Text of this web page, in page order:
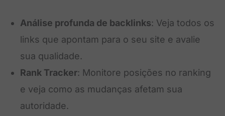
Análise profunda de backlinks: Veja todos os
links que apontam para o seu site e avalie
sua qualidade.
Rank Tracker: Monitore posições no ranking
e veja como as mudanças afetam sua
autoridade.